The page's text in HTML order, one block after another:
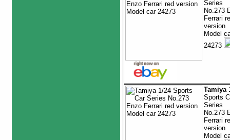
Series
No.273
Ferrari
version
Model
24273
Tamiya
Sports
Series
No.273
Ferrari
version
Model